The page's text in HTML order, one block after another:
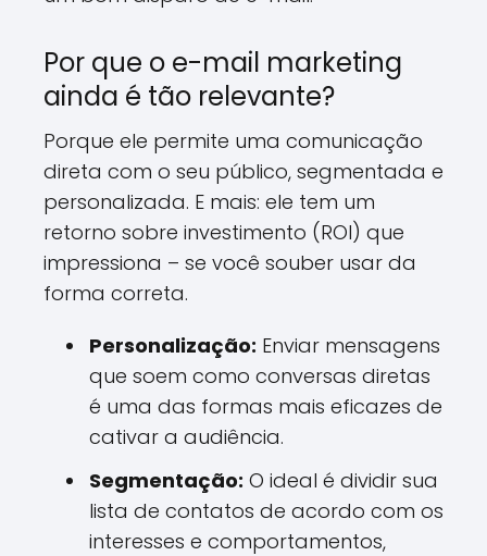
Por que o e-mail marketing
ainda é tão relevante?
Porque ele permite uma comunicação
direta com o seu público, segmentada e
personalizada. E mais: ele tem um
retorno sobre investimento (ROI) que
impressiona – se você souber usar da
forma correta.
Personalização: Enviar mensagens
que soem como conversas diretas
é uma das formas mais eficazes de
cativar a audiência.
Segmentação: O ideal é dividir sua
lista de contatos de acordo com os
interesses e comportamentos,